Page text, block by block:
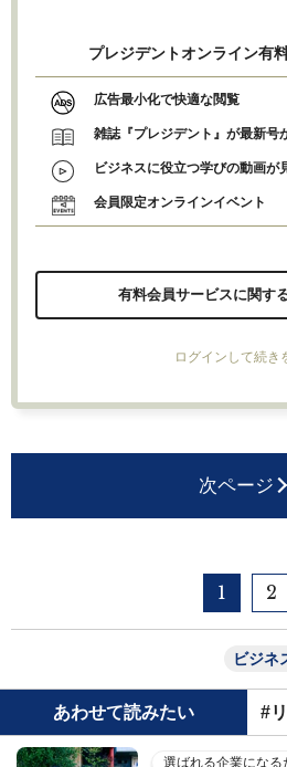
プレジデントオンライン有
広告最小化で快適な閲覧
雑誌『プレジデント』が最新号
ビジネスに役立つ学びの動画が
会員限定オンラインイベント
有料会員サービスに関す
ログインして続き
次ページ
1 2
ビジネ
あわせて読みたい #
選ばれる企業になる